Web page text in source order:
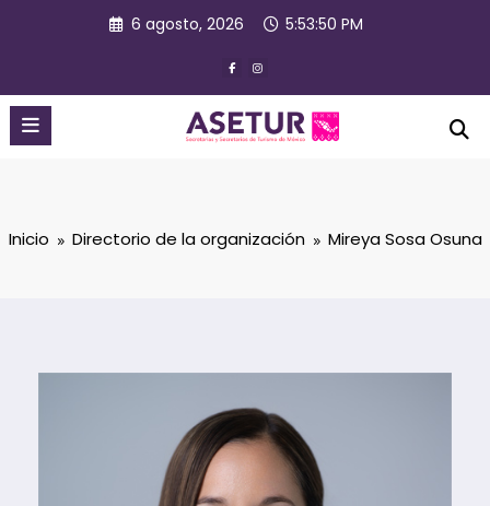
6 agosto, 2026 5:53:50 PM
Inicio Directorio de la organización Mireya Sosa Osuna